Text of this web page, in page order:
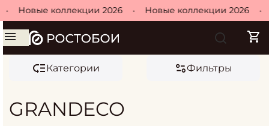
коллекции 2026 • Новые коллекции 2026 •
Категории Фильтры
GRANDECO